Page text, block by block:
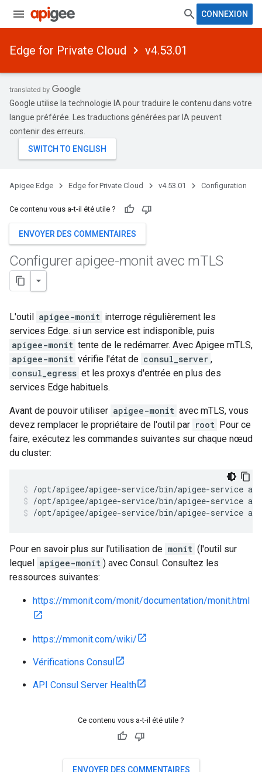
CONNEXION
Edge for Private Cloud v4.53.01
Google utilise la technologie IA pour traduire le contenu dans votre
langue préférée. Les traductions générées par IA peuvent
contenir des erreurs.
Apigee Edge Edge for Private Cloud v4.53.01 Configuration
Ce contenu vous a-t-il été utile ?
ENVOYER DES COMMENTAIRES
Configurer apigee-monit avec mTLS
L'outil apigee-monit interroge régulièrement les
services Edge. si un service est indisponible, puis
apigee-monit tente de le redémarrer. Avec Apigee mTLS,
apigee-monit vérifie l'état de consul_server ,
consul_egress et les proxys d'entrée en plus des
services Edge habituels.
Avant de pouvoir utiliser apigee-monit avec mTLS, vous
devez remplacer le propriétaire de l'outil par root Pour ce
faire, exécutez les commandes suivantes sur chaque nœud
du cluster:
/opt/apigee/apigee-service/bin/apigee-service
/opt/apigee/apigee-service/bin/apigee-service
Pour en savoir plus sur l'utilisation de monit (l'outil sur
lequel apigee-monit ) avec Consul. Consultez les
ressources suivantes:
https://mmonit.com/monit/documentation/monit.html
https://mmonit.com/wiki/
Vérifications Consul
API Consul Server Health
Ce contenu vous a-t-il été utile ?
ENVOYER DES COMMENTAIRES